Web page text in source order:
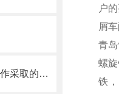
机床钣金防护罩的作用及工作采取的方法
户
屑
青
螺
铁